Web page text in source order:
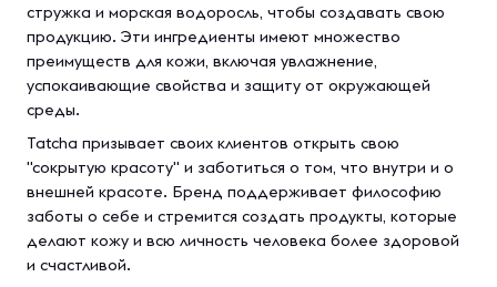
стружка и морская водоросль, чтобы создавать свою
продукцию. Эти ингредиенты имеют множество
преимуществ для кожи, включая увлажнение,
успокаивающие свойства и защиту от окружающей
среды.
Tatcha призывает своих клиентов открыть свою
"сокрытую красоту" и заботиться о том, что внутри и о
внешней красоте. Бренд поддерживает философию
заботы о себе и стремится создать продукты, которые
делают кожу и всю личность человека более здоровой
и счастливой.